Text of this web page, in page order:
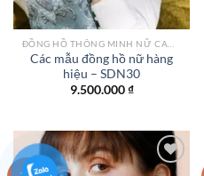
Các mẫu đồng hồ nữ hàng
hiệu – SDN30
9.500.000₫